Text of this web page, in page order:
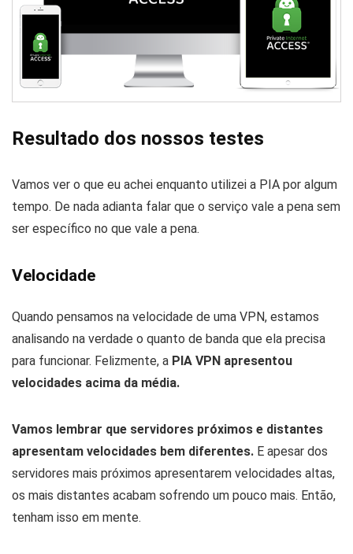
Resultado dos nossos testes
Vamos ver o que eu achei enquanto utilizei a PIA por algum
tempo. De nada adianta falar que o serviço vale a pena sem
ser específico no que vale a pena.
Velocidade
Quando pensamos na velocidade de uma VPN, estamos
analisando na verdade o quanto de banda que ela precisa
para funcionar. Felizmente, a PIA VPN apresentou
velocidades acima da média.
Vamos lembrar que servidores próximos e distantes
apresentam velocidades bem diferentes. E apesar dos
servidores mais próximos apresentarem velocidades altas,
os mais distantes acabam sofrendo um pouco mais. Então,
tenham isso em mente.